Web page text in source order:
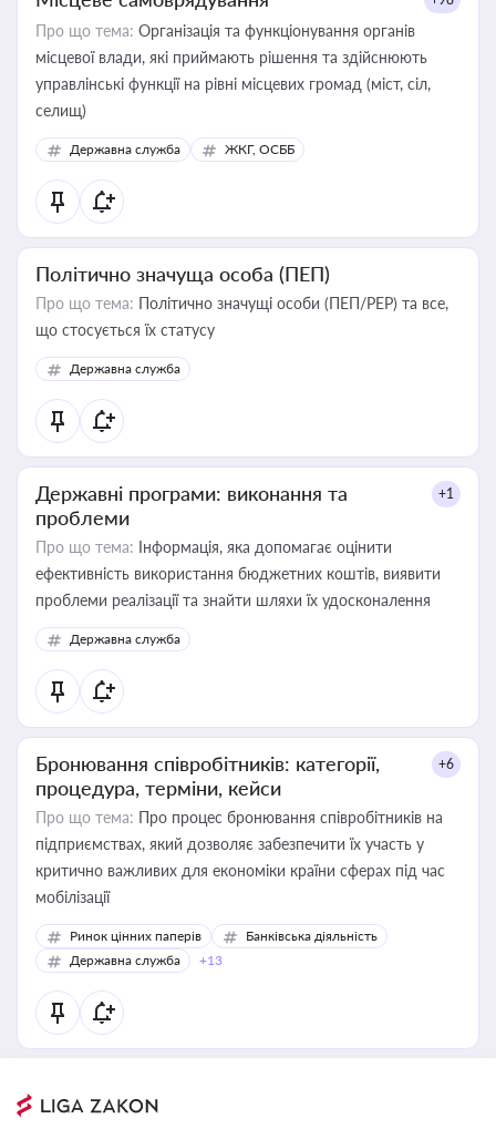
Про що тема: Організація та функціонування органів
місцевої влади, які приймають рішення та здійснюють
управлінські функції на рівні місцевих громад (міст, сіл,
селищ)
Державна служба ЖКГ, ОСББ
Політично значуща особа (ПЕП)
Про що тема: Політично значущі особи (ПЕП/PEP) та все,
що стосується їх статусу
Державна служба
Державні програми: виконання та
проблеми
+1
Про що тема: Інформація, яка допомагає оцінити
ефективність використання бюджетних коштів, виявити
проблеми реалізації та знайти шляхи їх удосконалення
Державна служба
Бронювання співробітників: категорії,
процедура, терміни, кейси
+6
Про що тема: Про процес бронювання співробітників на
підприємствах, який дозволяє забезпечити їх участь у
критично важливих для економіки країни сферах під час
мобілізації
Ринок цінних паперів
Банківська діяльність
Державна служба
+13